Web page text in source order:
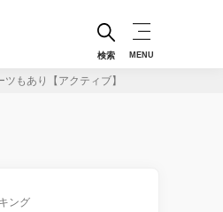
検索 MENU
もあり【アクティブ】
ング